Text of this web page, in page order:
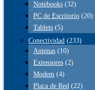
Notebooks (32)
PC de Escritorio (20)
Tablets (5)
Conectividad (233)
Antenas (10)
Extensores (2)
Modem (4)
Placa de Red (22)